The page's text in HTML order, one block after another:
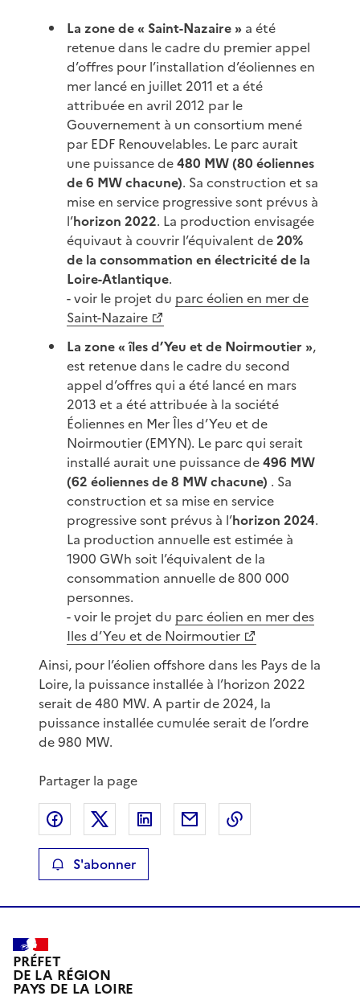
La zone de « Saint-Nazaire » a été
retenue dans le cadre du premier appel
d’offres pour l’installation d’éoliennes en
mer lancé en juillet 2011 et a été
attribuée en avril 2012 par le
Gouvernement à un consortium mené
par EDF Renouvelables. Le parc aurait
une puissance de480 MW (80 éoliennes
de 6 MW chacune). Sa construction et sa
mise en service progressive sont prévus à
l’horizon 2022. La production envisagée
équivaut à couvrir l’équivalent de20%
de la consommation en électricité de la
Loire-Atlantique.
- voir le projet du parc éolien en mer de
Saint-Nazaire
La zone « îles d’Yeu et de Noirmoutier »,
est retenue dans le cadre du second
appel d’offres qui a été lancé en mars
2013 et a été attribuée à la société
Éoliennes en Mer Îles d’Yeu et de
Noirmoutier (EMYN). Le parc qui serait
installé aurait une puissance de496 MW
(62 éoliennes de 8 MW chacune) . Sa
construction et sa mise en service
progressive sont prévus à l’horizon 2024.
La production annuelle est estimée à
1900 GWh soit l’équivalent de la
consommation annuelle de 800 000
personnes.
- voir le projet du parc éolien en mer des
Iles d’Yeu et de Noirmoutier
Ainsi, pour l’éolien offshore dans les Pays de la
Loire, la puissance installée à l’horizon 2022
serait de 480 MW. A partir de 2024, la
puissance installée cumulée serait de l’ordre
de 980 MW.
Partager la page
Partager sur Facebook
Partager sur XPartager sur LinkedIn
Partager par email
S'abonner
PRÉFET
DE LA RÉGION
PAYS DE LA LOIRE